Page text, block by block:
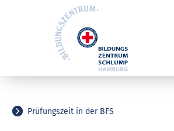
Prüfungszeit in der BFS